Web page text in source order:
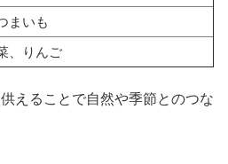
まいも
、りんご
えることで自然や季節とのつな